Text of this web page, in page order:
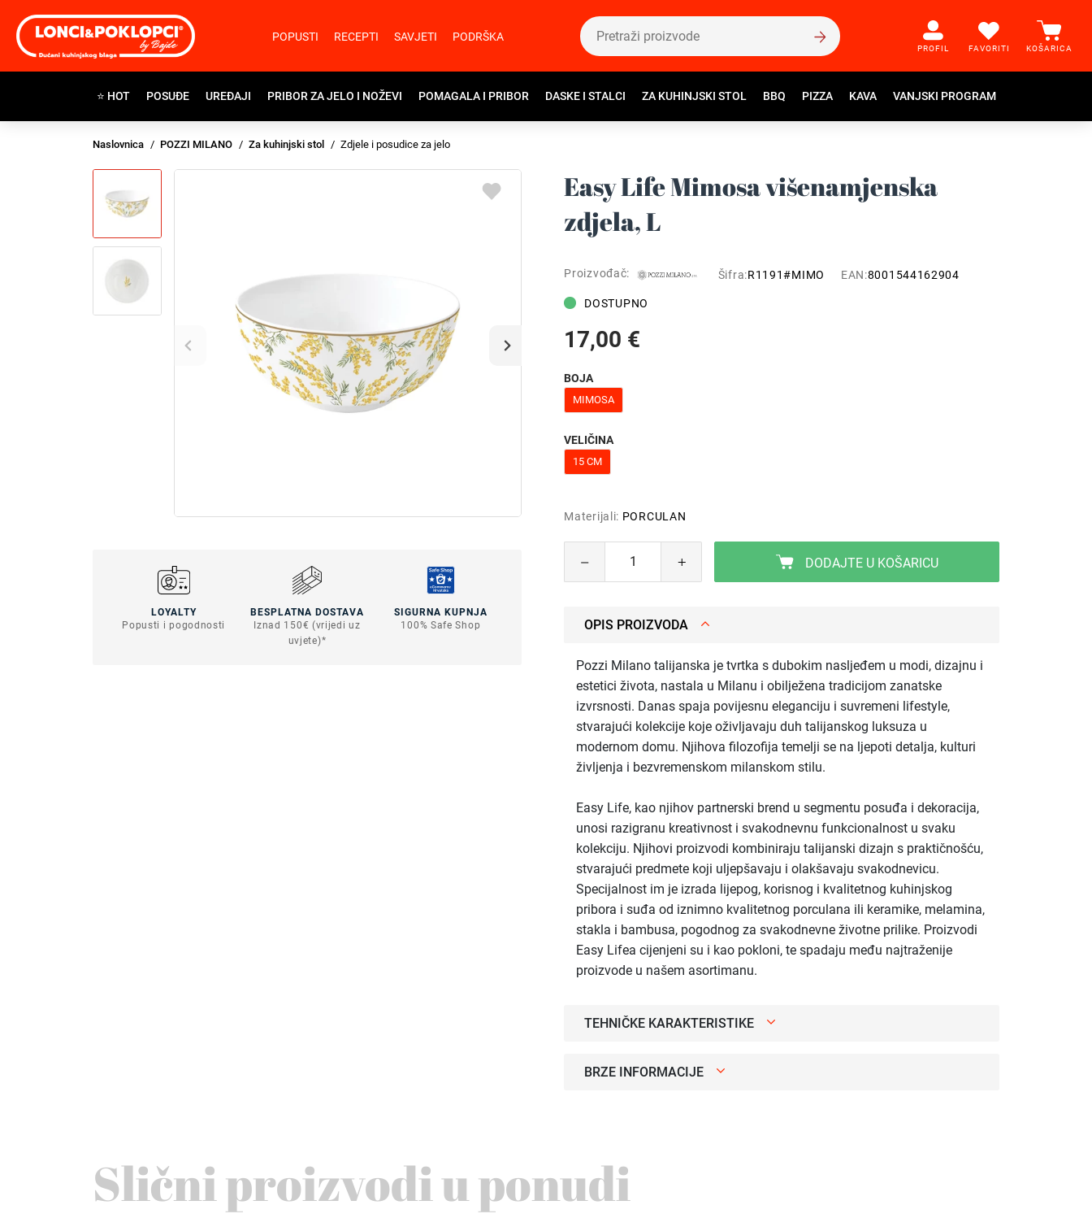
POPUSTI RECEPTI SAVJETI PODRŠKA
PROFIL FAVORITI KOŠARICA
⭐ HOT POSUĐE UREĐAJI PRIBOR ZA JELO I NOŽEVI POMAGALA I PRIBOR DASKE I STALCI ZA KUHINJSKI STOL BBQ PIZZA KAVA VANJSKI PROGRAM
Naslovnica POZZI MILANO Za kuhinjski stol Zdjele i posudice za jelo
LOYALTY
Popusti i pogodnosti
BESPLATNA DOSTAVA
Iznad 150€ (vrijedi uz
uvjete)*
SIGURNA KUPNJA
100% Safe Shop
Easy Life Mimosa višenamjenska
zdjela, L
Proizvođač: Šifra:R1191#MIMO EAN:8001544162904
DOSTUPNO
17,00 €
BOJA
MIMOSA
VELIČINA
15 CM
Materijali: PORCULAN
DODAJTE U KOŠARICU
OPIS PROIZVODA
Pozzi Milano talijanska je tvrtka s dubokim nasljeđem u modi, dizajnu i
estetici života, nastala u Milanu i obilježena tradicijom zanatske
izvrsnosti. Danas spaja povijesnu eleganciju i suvremeni lifestyle,
stvarajući kolekcije koje oživljavaju duh talijanskog luksuza u
modernom domu. Njihova filozofija temelji se na ljepoti detalja, kulturi
življenja i bezvremenskom milanskom stilu.
Easy Life, kao njihov partnerski brend u segmentu posuđa i dekoracija,
unosi razigranu kreativnost i svakodnevnu funkcionalnost u svaku
kolekciju. Njihovi proizvodi kombiniraju talijanski dizajn s praktičnošću,
stvarajući predmete koji uljepšavaju i olakšavaju svakodnevicu.
Specijalnost im je izrada lijepog, korisnog i kvalitetnog kuhinjskog
pribora i suđa od iznimno kvalitetnog porculana ili keramike, melamina,
stakla i bambusa, pogodnog za svakodnevne životne prilike. Proizvodi
Easy Lifea cijenjeni su i kao pokloni, te spadaju među najtraženije
proizvode u našem asortimanu.
TEHNIČKE KARAKTERISTIKE
BRZE INFORMACIJE
Slični proizvodi u ponudi